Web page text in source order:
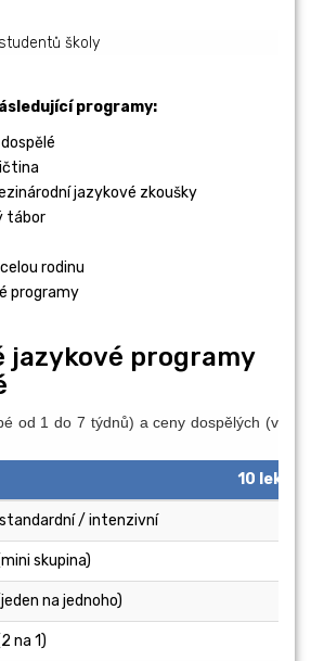
školy
programy:
jazykové zkoušky
tábor
rodinu
programy
jazykové programy
od 1 do 7 týdnů) a ceny dospělých (v
10 lekcí
/ intenzivní
skupina)
na jednoho)
na 1)